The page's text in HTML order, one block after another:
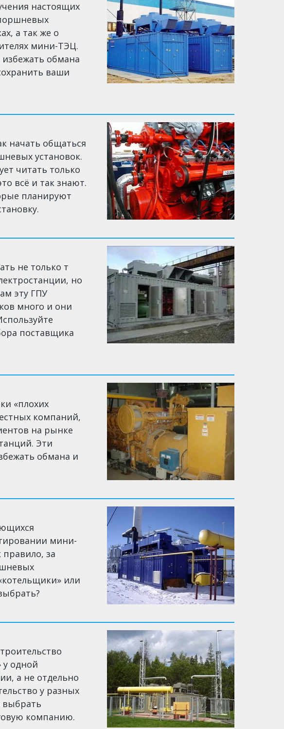
настоящих
а так же о
мини-ТЭЦ.
обмана
ваши
начать общаться
установок.
читать только
всё и так знают.
планируют
не только т
но
эту ГПУ
много и они
поставщика
«плохих
компаний,
на рынке
Эти
обмана и
мини-
за
или
у одной
а не отдельно
у разных
компанию.